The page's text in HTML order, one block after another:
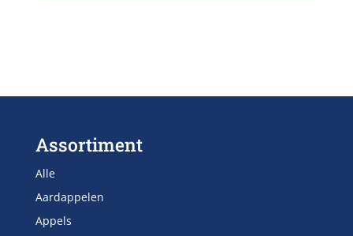
Assortiment
Alle
Aardappelen
Appels